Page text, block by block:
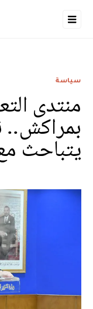
سياسة
منتدى
بمراكش..
يتباحث